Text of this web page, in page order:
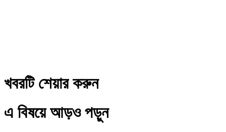
খবরটি শেয়ার করুন
এ বিষয়ে আড়ও পড়ুন